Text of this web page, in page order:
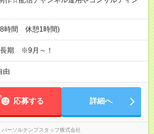
8時間 休憩1時間)
長期 ※9月～！
由
応募する 詳細へ
パーソルテンプスタッフ株式会社